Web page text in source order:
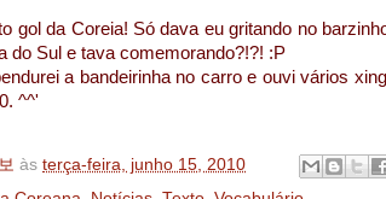
gol da Coreia! Só dava eu gritando no
do Sul e tava comemorando?!?! :P
a bandeirinha no carro e ouvi vários
^^'
às terça-feira, junho 15, 2010